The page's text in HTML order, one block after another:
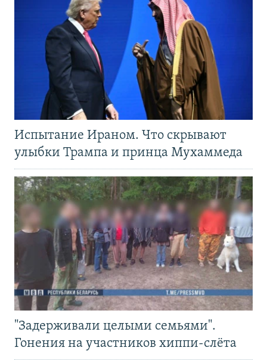
Испытание Ираном. Что скрывают
улыбки Трампа и принца Мухаммеда
"Задерживали целыми семьями".
Гонения на участников хиппи-слёта